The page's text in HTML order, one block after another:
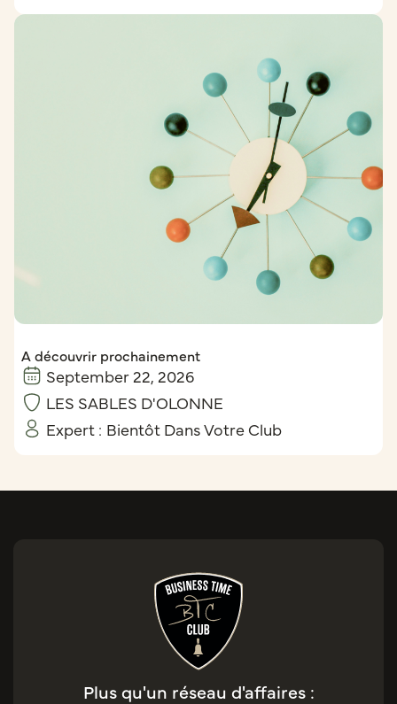
A découvrir prochainement
September 22, 2026
LES SABLES D'OLONNE
Expert : Bientôt Dans Votre Club
Plus qu'un réseau d'affaires :